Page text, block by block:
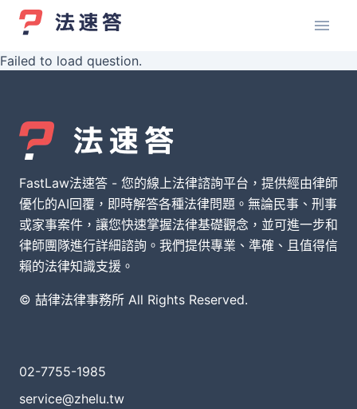
Failed to load question.
FastLaw法速答 - 您的線上法律諮詢平台，提供經由律師
優化的AI回覆，即時解答各種法律問題。無論民事、刑事
或家事案件，讓您快速掌握法律基礎觀念，並可進一步和
律師團隊進行詳細諮詢。我們提供專業、準確、且值得信
賴的法律知識支援。
© 喆律法律事務所 All Rights Reserved.
02-7755-1985
service@zhelu.tw